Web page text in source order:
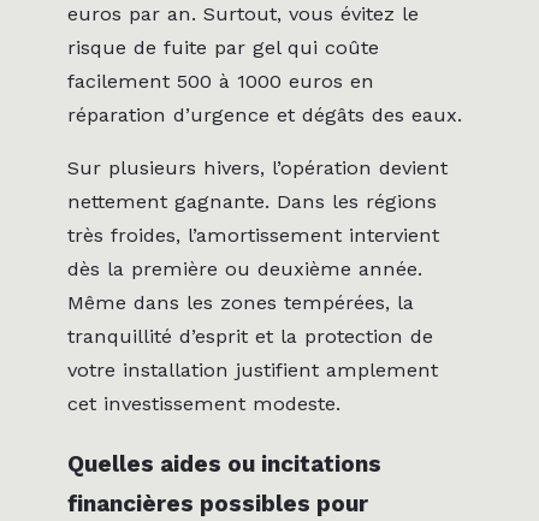
euros par an. Surtout, vous évitez le
risque de fuite par gel qui coûte
facilement 500 à 1000 euros en
réparation d’urgence et dégâts des eaux.
Sur plusieurs hivers, l’opération devient
nettement gagnante. Dans les régions
très froides, l’amortissement intervient
dès la première ou deuxième année.
Même dans les zones tempérées, la
tranquillité d’esprit et la protection de
votre installation justifient amplement
cet investissement modeste.
Quelles aides ou incitations
financières possibles pour